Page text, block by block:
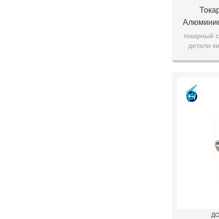
Токарные
токарный
детали